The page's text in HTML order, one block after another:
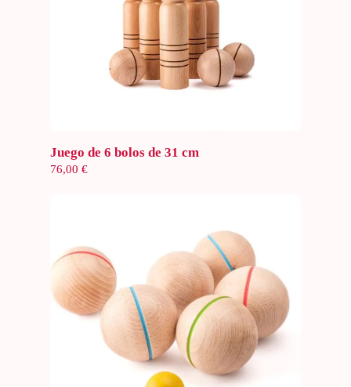
Añadir al carrito
Juego de 6 bolos de 31 cm
76,00 €